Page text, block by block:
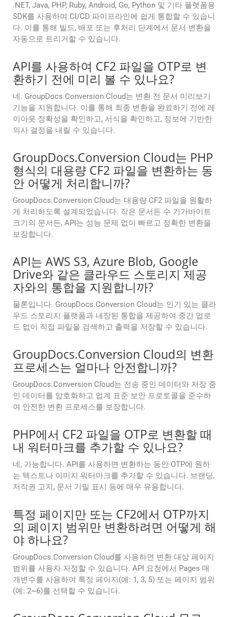
.NET, Java, PHP, Ruby, Android, Go, Python 및 기타 플랫폼용
SDK를 사용하여 CI/CD 파이프라인에 쉽게 통합할 수 있습니
다. 이를 통해 빌드, 배포 또는 후처리 단계에서 문서 변환을
자동으로 트리거할 수 있습니다.
API를 사용하여 CF2 파일을 OTP로 변
환하기 전에 미리 볼 수 있나요?
네. GroupDocs.Conversion Cloud는 변환 전 문서 미리보기
기능을 지원합니다. 이를 통해 최종 변환을 완료하기 전에 레
이아웃 정확성을 확인하고, 서식을 확인하고, 정보에 기반한
의사 결정을 내릴 수 있습니다.
GroupDocs.Conversion Cloud는 PHP
형식의 대용량 CF2 파일을 변환하는 동
안 어떻게 처리합니까?
GroupDocs.Conversion Cloud는 대용량 CF2 파일을 원활하
게 처리하도록 설계되었습니다. 작은 문서든 수 기가바이트
크기의 문서든, API는 성능 문제 없이 빠르고 정확한 변환을
보장합니다.
API는 AWS S3, Azure Blob, Google
Drive와 같은 클라우드 스토리지 제공
자와의 통합을 지원합니까?
물론입니다. GroupDocs.Conversion Cloud는 인기 있는 클라
우드 스토리지 플랫폼과 내장된 통합을 제공하여 중간 업로
드 없이 직접 파일을 검색하고 출력을 저장할 수 있습니다.
GroupDocs.Conversion Cloud의 변환
프로세스는 얼마나 안전합니까?
GroupDocs.Conversion Cloud는 전송 중인 데이터와 저장 중
인 데이터를 암호화하고 업계 표준 보안 프로토콜을 준수하
여 안전한 변환 프로세스를 보장합니다.
PHP에서 CF2 파일을 OTP로 변환할 때
내 워터마크를 추가할 수 있나요?
네, 가능합니다. API를 사용하면 변환하는 동안 OTP에 원하
는 텍스트나 이미지 워터마크를 추가할 수 있습니다. 브랜딩,
저작권 고지, 문서 기밀 표시 등에 매우 유용합니다.
특정 페이지만 또는 CF2에서 OTP까지
의 페이지 범위만 변환하려면 어떻게 해
야 하나요?
GroupDocs.Conversion Cloud를 사용하면 변환 대상 페이지
범위를 사용자 지정할 수 있습니다. API 요청에서 Pages 매
개변수를 사용하여 특정 페이지(예: 1, 3, 5) 또는 페이지 범위
(예: 2~6)를 선택할 수 있습니다.